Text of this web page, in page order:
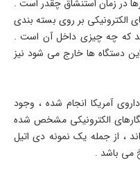
در زمان استنشاق چقدر است .
الکترونیکی بر روی بسته بندی
که چه چیزی داخل آن است .
دستگاه ها خارج می شود نیز
آمریکا انجام شده ، وجود
الکترونیکی مشخص شده
، از جمله یک نمونه دی اتیل
می باشد .